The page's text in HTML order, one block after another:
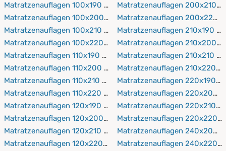
Matratzenauflagen 100x190 cm
Matratzenauflagen 100x200 cm
Matratzenauflagen 100x210 cm
Matratzenauflagen 100x220 cm
Matratzenauflagen 110x190 cm
Matratzenauflagen 110x200 cm
Matratzenauflagen 110x210 cm
Matratzenauflagen 110x220 cm
Matratzenauflagen 120x190 cm
Matratzenauflagen 120x200 cm
Matratzenauflagen 120x210 cm
Matratzenauflagen 120x220 cm
Matratzenauflagen 200x210
Matratzenauflagen 200x220
Matratzenauflagen 210x190
Matratzenauflagen 210x200
Matratzenauflagen 210x210
Matratzenauflagen 210x220
Matratzenauflagen 220x190
Matratzenauflagen 220x200
Matratzenauflagen 220x210
Matratzenauflagen 220x220
Matratzenauflagen 240x200
Matratzenauflagen 240x220